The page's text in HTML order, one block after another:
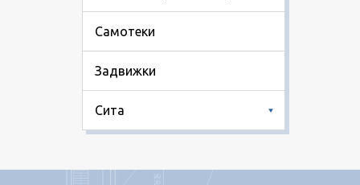
Самотеки
Задвижки
Сита